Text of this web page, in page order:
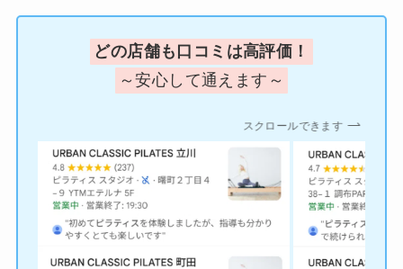
どの店舗も口コミは高評価！
～安心して通えます～
スクロールできます